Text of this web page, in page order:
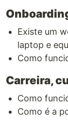
Existe um
laptop e
Como
Carreira,
Como
Como é a